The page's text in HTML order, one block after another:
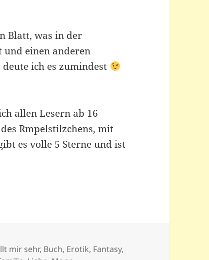
Blatt, was in der
und einen anderen
ich es zumindest
allen Lesern ab 16
Rmpelstilzchens, mit
es volle 5 Sterne und ist
mir sehr, Buch, Erotik, Fantasy,